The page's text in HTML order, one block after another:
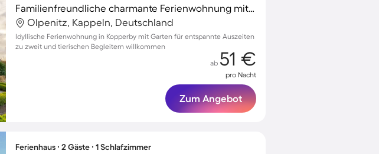
Familienfreundliche charmante Ferienwohnung mit Garten und Terrasse | Haustiere sind willkommen
Olpenitz, Kappeln, Deutschland
Idyllische Ferienwohnung in Kopperby mit Garten für entspannte Auszeiten
zu zweit und tierischen Begleitern willkommen
ab 51 €
pro Nacht
Zum Angebot
Ferienhaus ∙ 2 Gäste ∙ 1 Schlafzimmer